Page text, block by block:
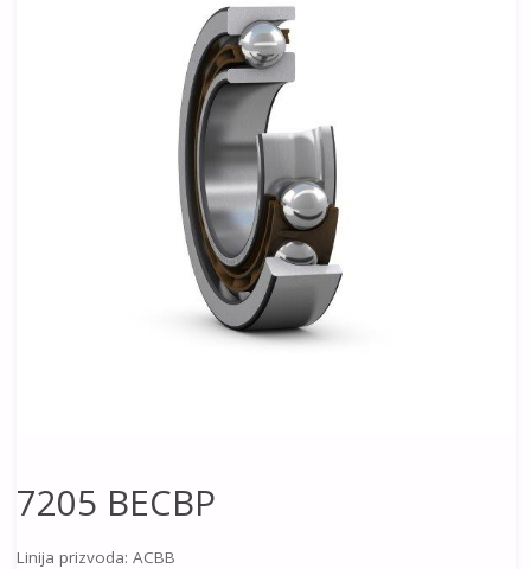
7205 BECBP
Linija prizvoda: ACBB